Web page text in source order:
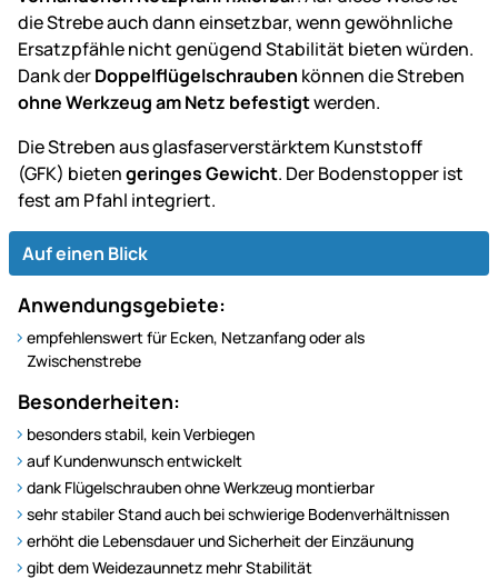
die Strebe auch dann einsetzbar, wenn gewöhnliche
Ersatzpfähle nicht genügend Stabilität bieten würden.
Dank derDoppelflügelschrauben können die Streben
ohne Werkzeug am Netz befestigtwerden.
Die Streben aus glasfaserverstärktem Kunststoff
(GFK) bietengeringes Gewicht. Der Bodenstopper ist
fest am Pfahl integriert.
Auf einen Blick
Anwendungsgebiete:
empfehlenswert für Ecken, Netzanfang oder als
Zwischenstrebe
Besonderheiten:
besonders stabil, kein Verbiegen
auf Kundenwunsch entwickelt
dank Flügelschrauben ohne Werkzeug montierbar
sehr stabiler Stand auch bei schwierige Bodenverhältnissen
erhöht die Lebensdauer und Sicherheit der Einzäunung
gibt dem Weidezaunnetz mehr Stabilität